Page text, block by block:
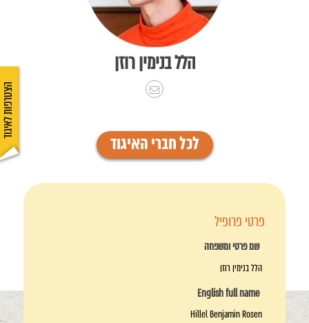
הצטרפות לאיגוד
הלל בנימין רוזן
לכל חברי האיגוד
פרטי פרופיל
שם פרטי ומשפחה
הלל בנימין רוזן
English full name
Hillel Benjamin Rosen